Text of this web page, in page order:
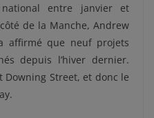
entre janvier et
de la Manche, Andrew
affirmé que neuf projets
depuis l’hiver dernier.
Downing Street, et donc le